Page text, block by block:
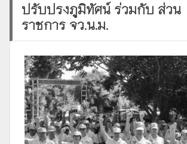
ปรับปรงภูมิทัศน์ ร่วมกับ ส่วน
ราชการ จว.น.ม.